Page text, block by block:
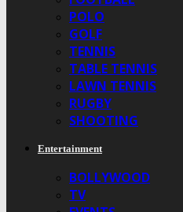
POLO
GOLF
TENNIS
TABLE TENNIS
LAWN TENNIS
RUGBY
SHOOTING
Entertainment
BOLLYWOOD
TV